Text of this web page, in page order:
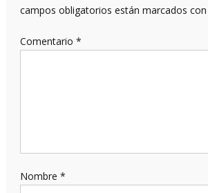
campos obligatorios están marcados con
Comentario *
Nombre *